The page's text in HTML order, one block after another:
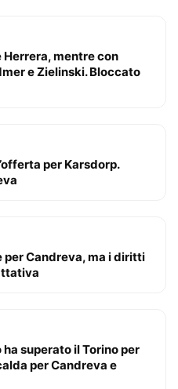
Herrera, mentre con
e Zielinski. Bloccato
per Karsdorp.
per Candreva, ma i diritti
ha superato il Torino per
per Candreva e